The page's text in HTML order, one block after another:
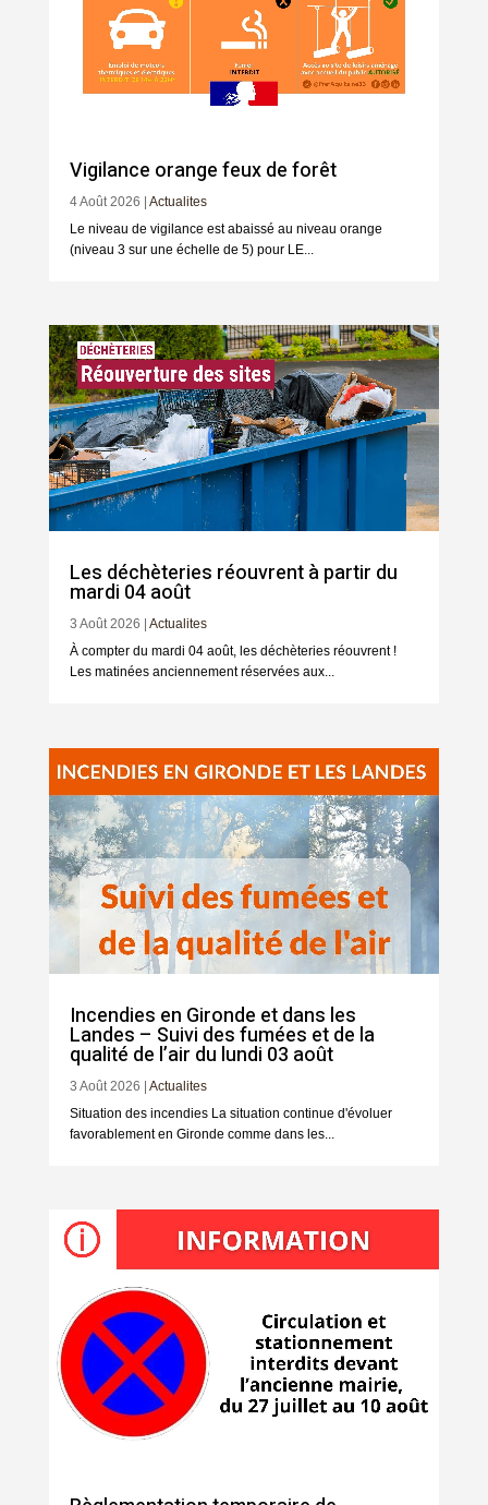
Vigilance orange feux de forêt
4 Août 2026
Actualites
Le niveau de vigilance est abaissé au niveau orange
(niveau 3 sur une échelle de 5) pour LE...
Les déchèteries réouvrent à partir du
mardi 04 août
3 Août 2026
Actualites
À compter du mardi 04 août, les déchèteries réouvrent !
Les matinées anciennement réservées aux...
Incendies en Gironde et dans les
Landes – Suivi des fumées et de la
qualité de l’air du lundi 03 août
3 Août 2026
Actualites
Situation des incendies La situation continue d'évoluer
favorablement en Gironde comme dans les...